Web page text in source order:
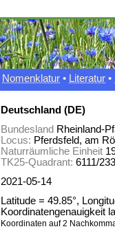
Nomenklatur • Literatur •
Deutschland (DE)
Bundesland Rheinland-
Locus: Pferdsfeld, am
Naturräumliche Einheit
TK25-Quadrant: 6111/233
2021-05-14
Latitude = 49.85°,
Koordinatengenauigkeit
Koordinaten auf 2